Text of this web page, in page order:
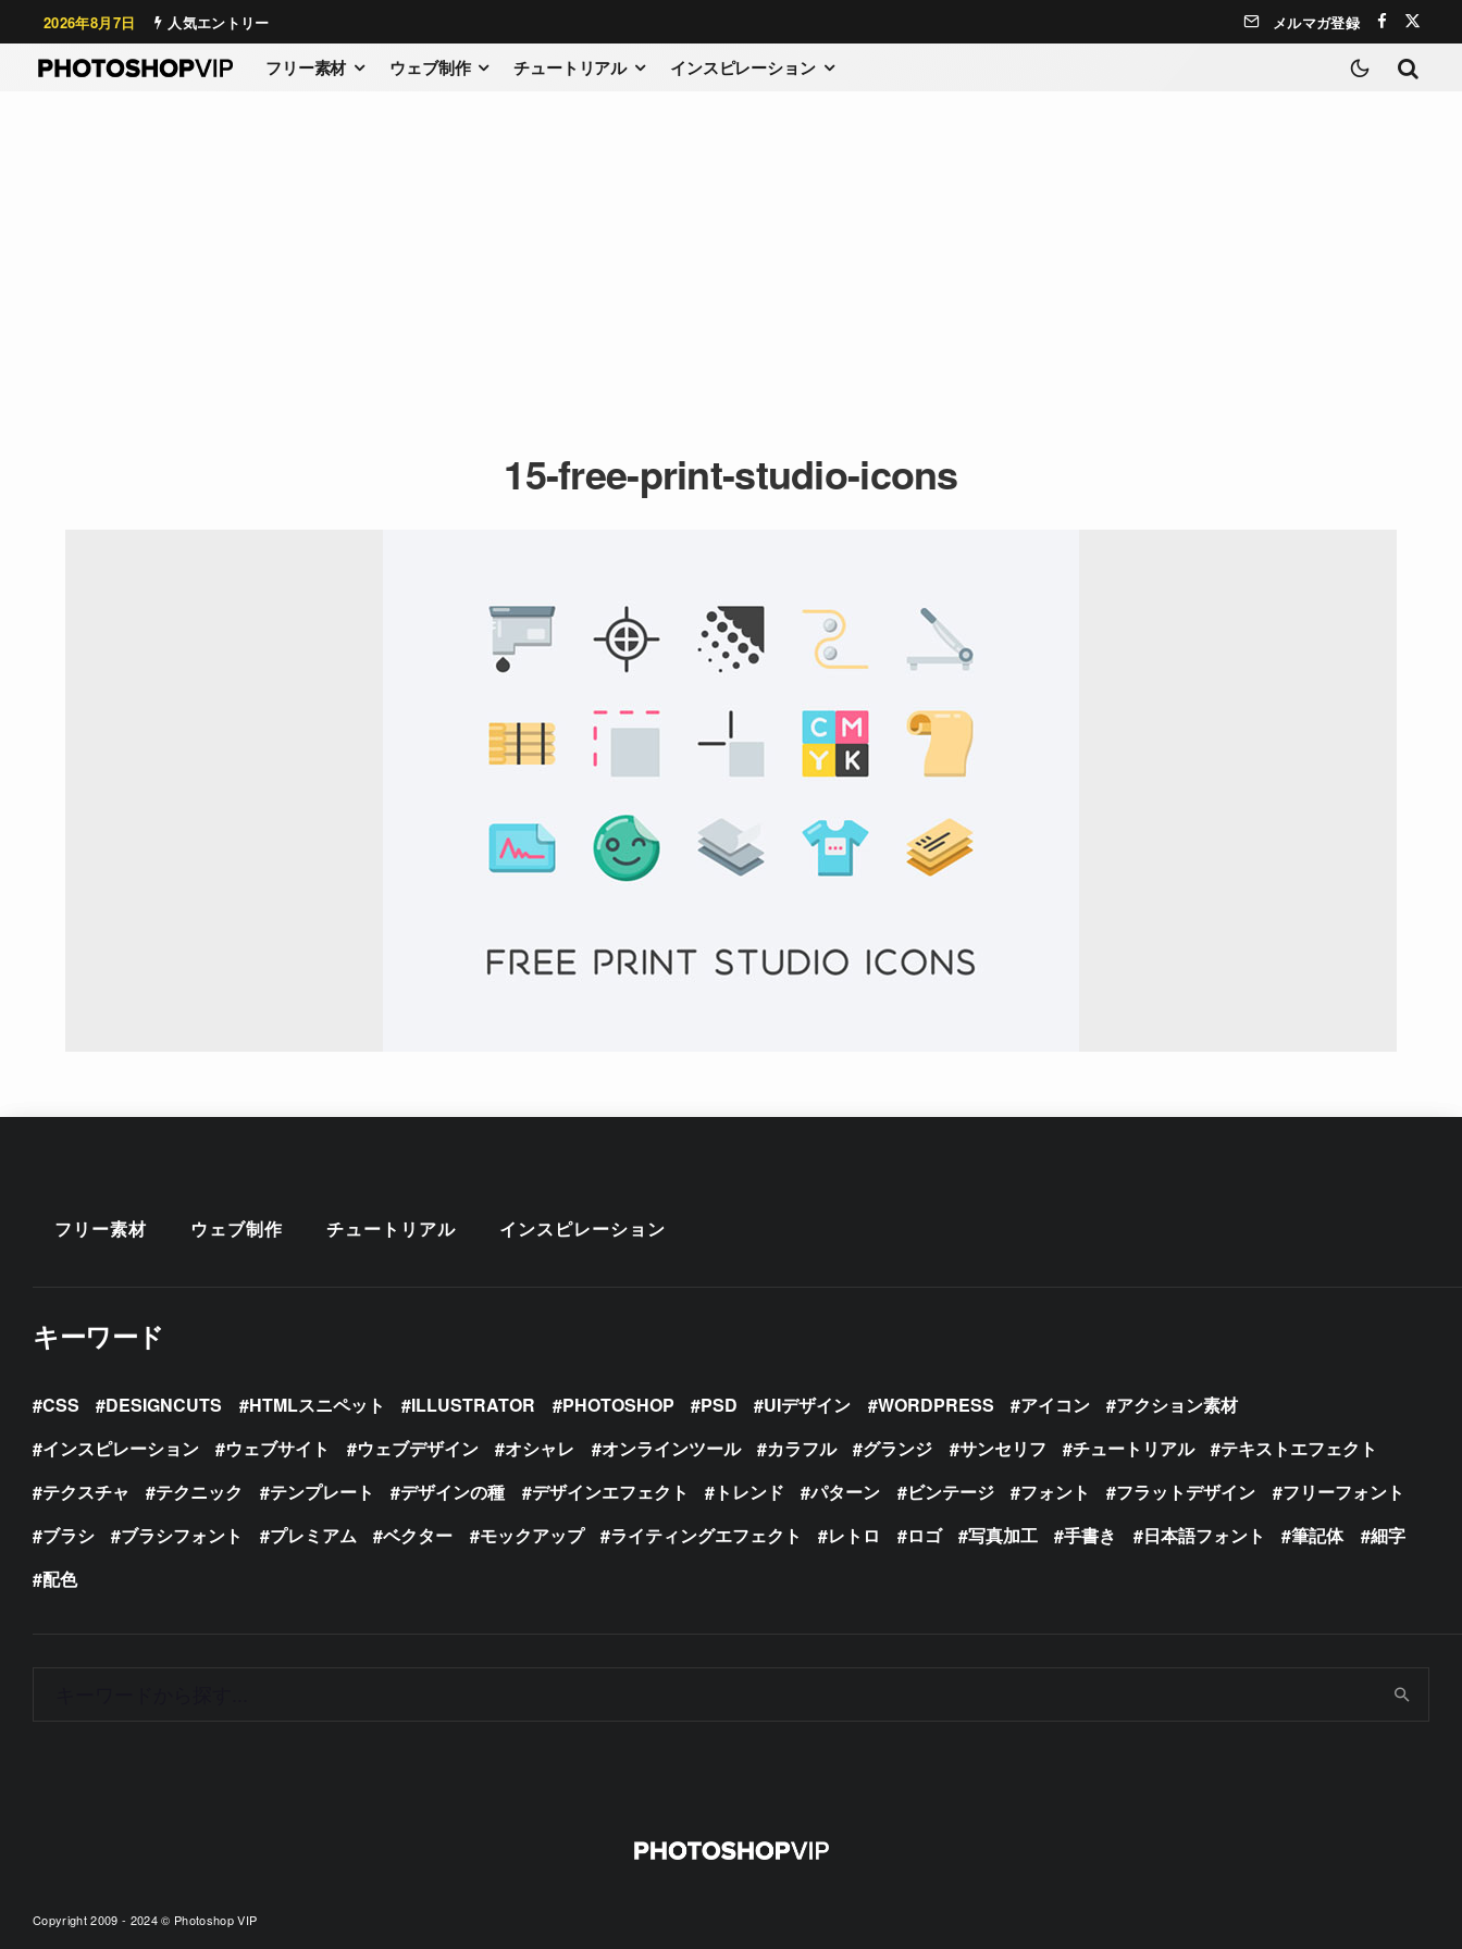
2026年8月7日 人気エントリー メルマガ登録
フリー素材 ウェブ制作 チュートリアル インスピレーション
15-free-print-studio-icons
フリー素材 ウェブ制作 チュートリアル インスピレーション
キーワード
CSS DESIGNCUTS HTMLスニペット ILLUSTRATOR PHOTOSHOP PSD UIデザイン WORDPRESS アイコン
アクション素材
インスピレーション
ウェブサイト ウェブデザイン オシャレ オンラインツール カラフル グランジ サンセリフ チュートリアル
テキストエフェクト
テクスチャ
テクニック テンプレート デザインの種 デザインエフェクト トレンド パターン ビンテージ フォント フラットデザイン
フリーフォント
ブラシ
ブラシフォント プレミアム ベクター モックアップ ライティングエフェクト レトロ ロゴ 写真加工 手書き 日本語フォント 筆記体
細字
配色
Copyright 2009 - 2024 © Photoshop VIP